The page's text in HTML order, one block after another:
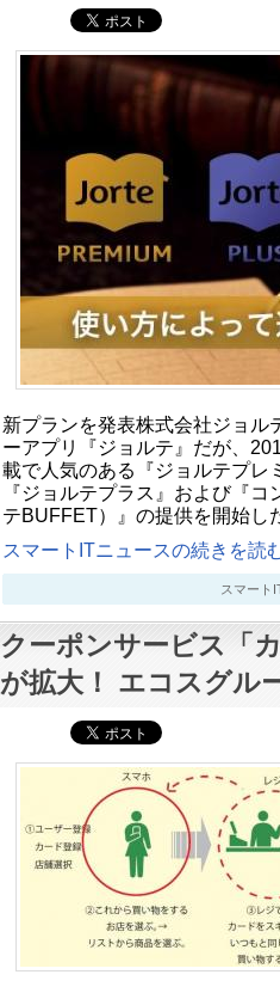
新プランを発表株式会社ジョル
ーアプリ『ジョルテ』だが、
載で人気のある『ジョルテプレ
『ジョルテプラス』および『
テBUFFET）』の提供を開始
スマートITニュースの続きを読
スマート
クーポンサービス「
が拡大！ エコスグル